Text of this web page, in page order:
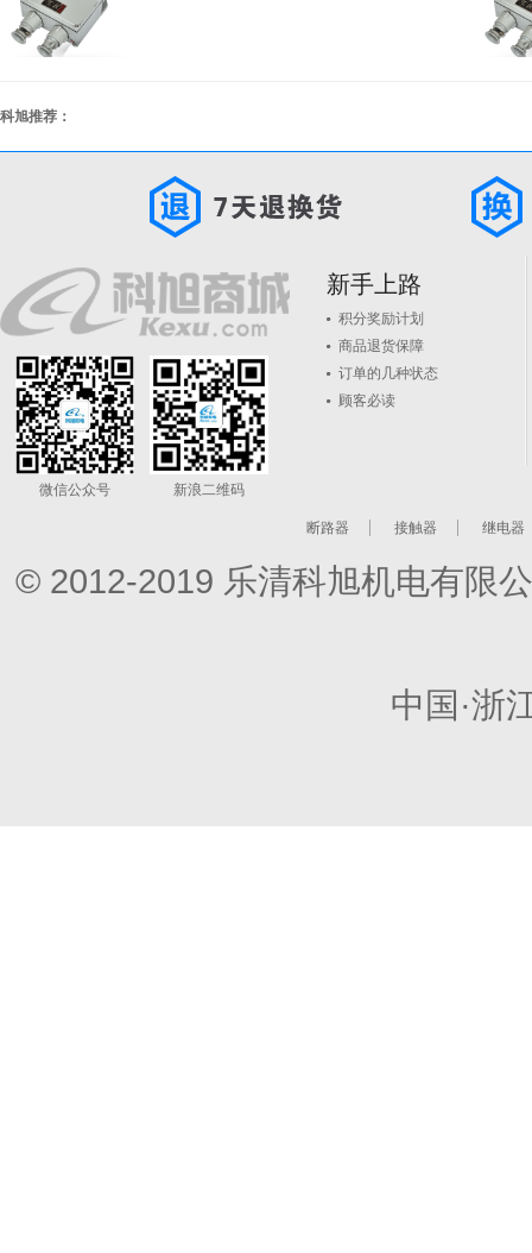
科旭推荐：
微信公众号 新浪二维码
新手上路
积分奖励计划
商品退货保障
订单的几种状态
顾客必读
断路器 接触器 继电器
© 2012-2019 乐清科旭机电有限
中国·浙